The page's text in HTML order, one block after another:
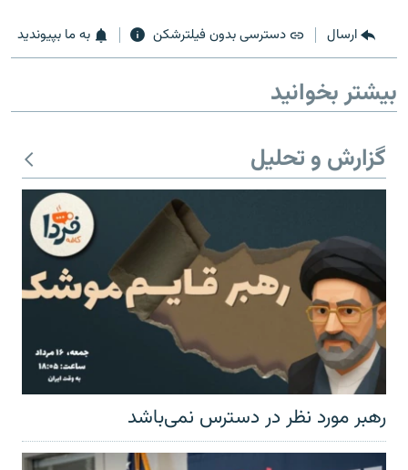
ارسال دسترسی بدون فیلترشکن به ما بپیوندید
بیشتر بخوانید
گزارش و تحلیل
رهبر مورد نظر در دسترس نمی‌باشد